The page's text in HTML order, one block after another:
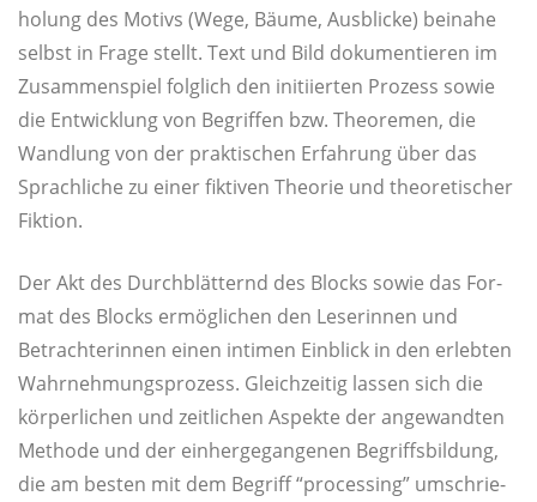
ho­lung des Motivs (Wege, Bäu­me, Aus­bli­cke) bei­na­he
selbst in Fra­ge stellt. Text und Bild doku­men­tie­ren im
Zusam­men­spiel folg­lich den initi­ier­ten Pro­zess sowie
die Ent­wick­lung von Begrif­fen bzw. Theo­re­men, die
Wand­lung von der prak­ti­schen Erfah­rung über das
Sprach­li­che zu einer fik­ti­ven Theo­rie und theo­re­ti­scher
Fiktion.
Der Akt des Durch­blät­ternd des Blocks sowie das For­
mat des Blocks ermög­li­chen den Lese­rin­nen und
Betrach­te­rin­nen einen inti­men Ein­blick in den erleb­ten
Wahr­neh­mungs­pro­zess. Gleich­zei­tig las­sen sich die
kör­per­li­chen und zeit­li­chen Aspek­te der ange­wand­ten
Metho­de und der ein­her­ge­gan­ge­nen Begriffs­bil­dung,
die am bes­ten mit dem Begriff “pro­ces­sing” umschrie­